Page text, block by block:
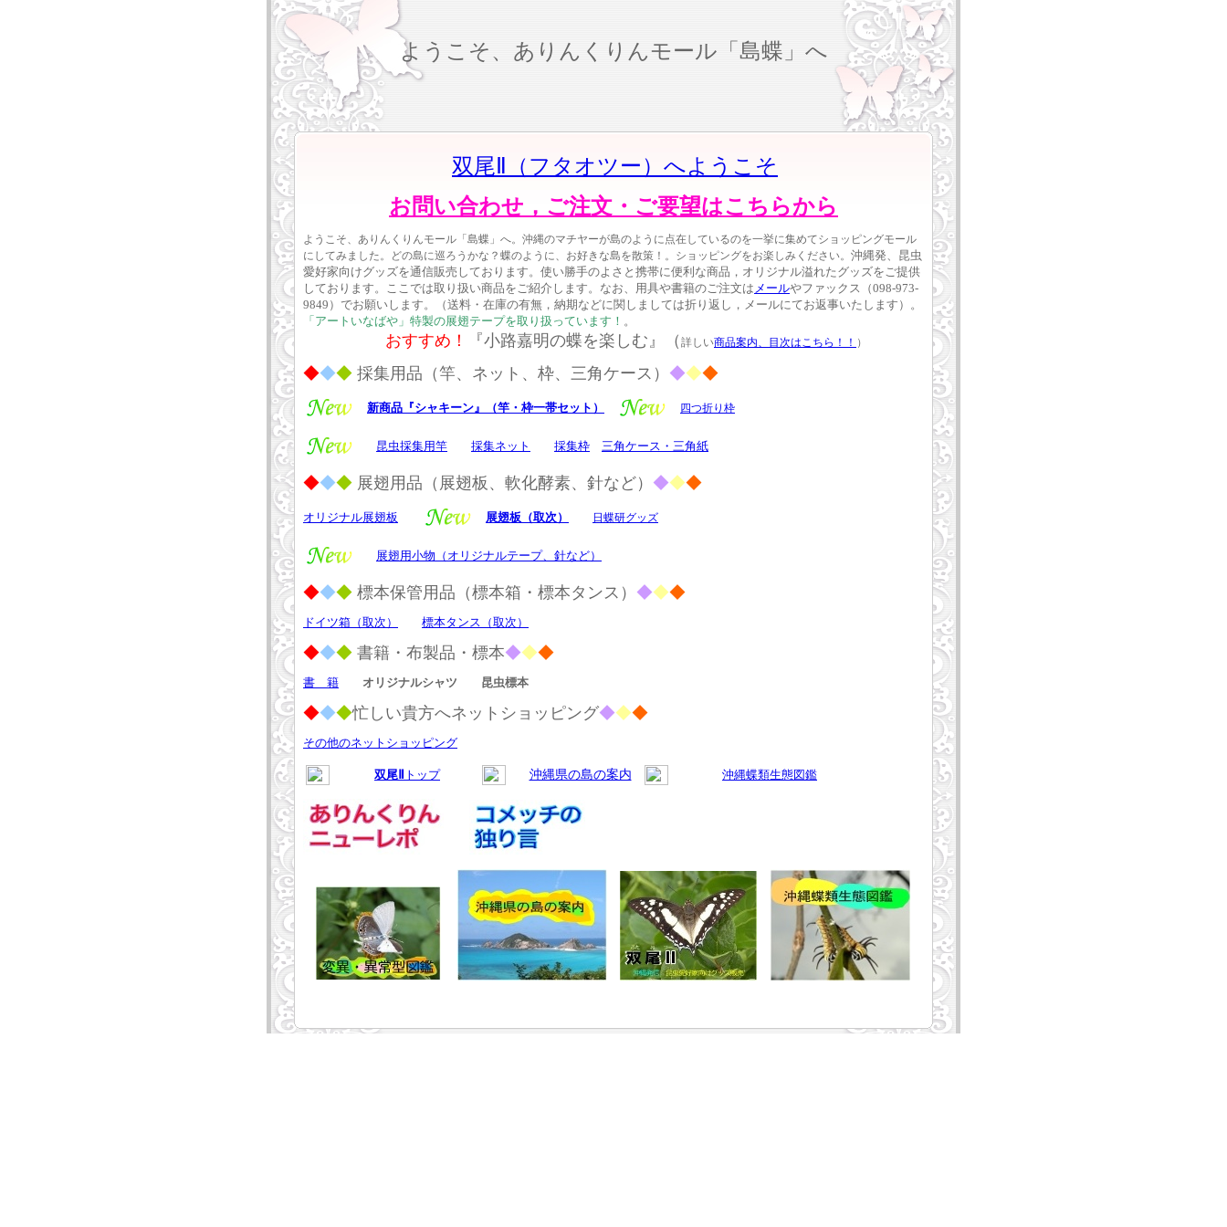
ようこそ、ありんくりんモール「島蝶」へ
双尾
（フタオツー）へようこそ
お問い合わせ，ご注文・ご要望はこちらから
ようこそ、ありんくりんモール「島蝶」へ。沖縄のマチヤーが島のように点在しているのを一挙に集めてショッピングモール
にしてみました。どの島に巡ろうかな？蝶のように、お好きな島を散策！。ショッピングをお楽しみください。 沖縄発、昆虫
愛好家向けグッズを通信販売しております。使い勝手のよさと携帯に便利な商品，オリジナル溢れたグッズをご提供
しております。ここでは取り扱い商品をご紹介します。なお、用具や書籍のご注文は メールやファックス（098-973-
9849）でお願いします。（送料・在庫の有無，納期などに関しましては折り返し，メールにてお返事いたします）。
「アートいなばや」特製の展翅テープを取り扱っています！ 。
おすすめ！ 『小路嘉明の蝶を楽しむ』（ 詳しい商品案内、目次はこちら！！ ）
◆◆◆ 採集用品（竿、ネット、枠、三角ケース） ◆◆◆
新商品『シャキーン』（竿・枠一帯セット） 四つ折り枠
昆虫採集用竿 採集ネット 採集枠 三角ケース・三角紙
◆◆◆ 展翅用品（展翅板、軟化酵素、針など） ◆◆◆
オリジナル展翅板 展翅板（取次） 日蝶研グッズ
展翅用小物（オリジナルテープ、針など）
◆◆◆ 標本保管用品（標本箱・標本タンス） ◆◆◆
ドイツ箱（取次） 標本タンス（取次）
◆◆◆ 書籍・布製品・標本◆◆◆
書 籍 オリジナルシャツ 昆虫標本
◆◆◆忙しい貴方へネットショッピング◆◆◆
その他のネットショッピング
双尾 トップ 沖縄県の島の案内 沖縄蝶類生態図鑑